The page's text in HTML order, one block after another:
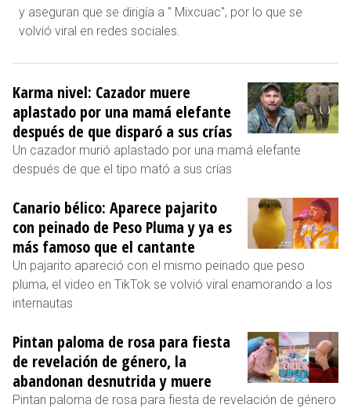
y aseguran que se dirigía a " Mixcuac", por lo que se
volvió viral en redes sociales.
Karma nivel: Cazador muere
aplastado por una mamá elefante
después de que disparó a sus crías
Un cazador murió aplastado por una mamá elefante
después de que el tipo mató a sus crías
Canario bélico: Aparece pajarito
con peinado de Peso Pluma y ya es
más famoso que el cantante
Un pajarito apareció con el mismo peinado que peso
pluma, el video en TikTok se volvió viral enamorando a los
internautas
Pintan paloma de rosa para fiesta
de revelación de género, la
abandonan desnutrida y muere
Pintan paloma de rosa para fiesta de revelación de género